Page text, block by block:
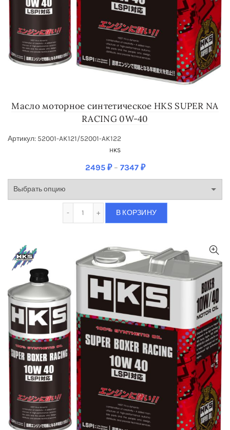
Масло моторное синтетическое HKS SUPER NA
RACING 0W-40
Артикул: 52001-AK121/52001-AK122
HKS
2495 ₽– 7347 ₽
В КОРЗИНУ